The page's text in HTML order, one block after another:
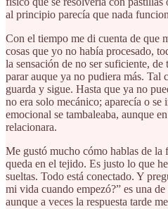
al principio parecía que nada
Con el tiempo me di cuenta de que
cosas que yo no había procesado,
la sensación de no ser suficiente, de
parar auque ya no pudiera más. Tal
guarda y sigue. Hasta que ya no
no era solo mecánico; aparecía o se
emocional se tambaleaba, aunque
relacionara.
Me gustó mucho cómo hablas de la
queda en el tejido. Es justo lo que
sueltas. Todo está conectado. Y
mi vida cuando empezó?” es una
aunque a veces la respuesta tarde